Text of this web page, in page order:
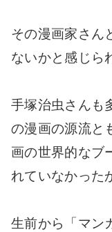
その漫画家さん
ないかと感じら
手塚治虫さんも
の漫画の源流と
画の世界的なブ
れていなかった
生前から「マン